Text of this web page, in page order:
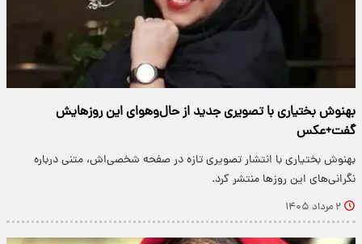
بهنوش بختیاری با تصویری جدید از حال‌وهوای این روزهایش
گفت+عکس
بهنوش بختیاری با انتشار تصویری تازه در صفحه شخصی‌اش، متنی درباره
نگرانی‌های این روزها منتشر کرد.
۲ مرداد ۱۴۰۵